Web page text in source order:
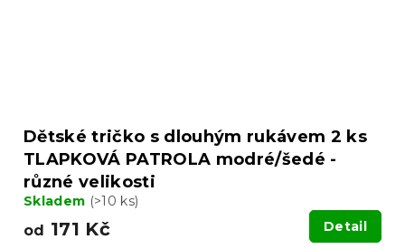
Dětské tričko s dlouhým rukávem 2 ks
TLAPKOVÁ PATROLA modré/šedé -
různé velikosti
Skladem (>10 ks)
od 171 Kč Detail